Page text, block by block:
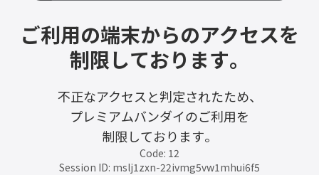
ご利用の端末からのアクセスを
制限しております。
不正なアクセスと判定されたため、
プレミアムバンダイのご利用を
制限しております。
Code: 12
Session ID: mslj1zxn-22ivmg5vw1mhui6f5